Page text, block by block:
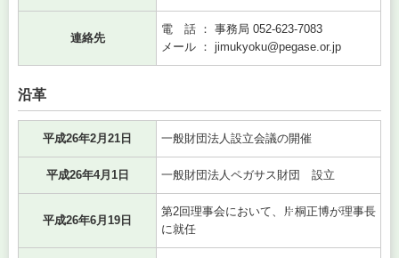
連絡先
電 話 ： 事務局 052-623-7083
メール ： jimukyoku@pegase.or.jp
沿革
平成26年2月21日 一般財団法人設立会議の開催
平成26年4月1日 一般財団法人ペガサス財団 設立
平成26年6月19日
第2回理事会において、
桐正博が理事長
に就任